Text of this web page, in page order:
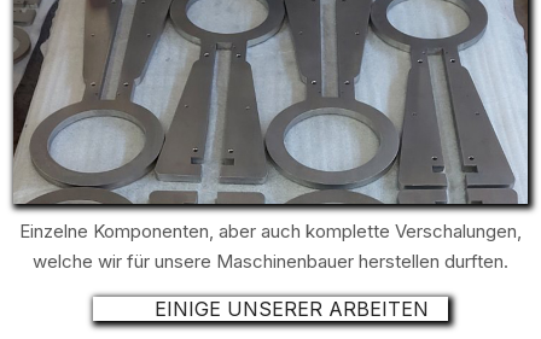
Einzelne Komponenten, aber auch komplette Verschalungen,
welche wir für unsere Maschinenbauer herstellen durften.
EINIGE UNSERER ARBEITEN